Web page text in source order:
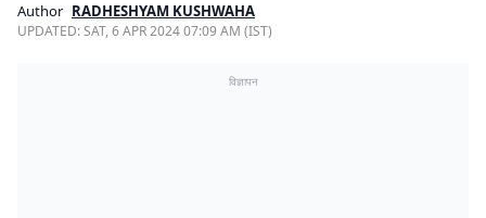
Author RADHESHYAM KUSHWAHA
UPDATED:SAT, 6 APR 2024 07:09 AM (IST)
विज्ञापन